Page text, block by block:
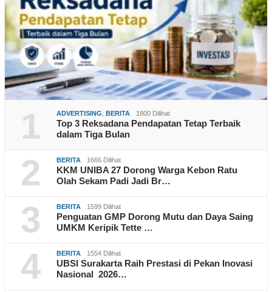
1 ADVERTISING BERITA 1800 Dilihat
Top 3 Reksadana Pendapatan Tetap Terbaik
dalam Tiga Bulan
2 BERITA 1666 Dilihat
KKM UNIBA 27 Dorong Warga Kebon Ratu
Olah Sekam Padi Jadi Br…
3 BERITA 1599 Dilihat
Penguatan GMP Dorong Mutu dan Daya Saing
UMKM Keripik Tette …
4 BERITA 1554 Dilihat
UBSI Surakarta Raih Prestasi di Pekan Inovasi
Nasional 2026…